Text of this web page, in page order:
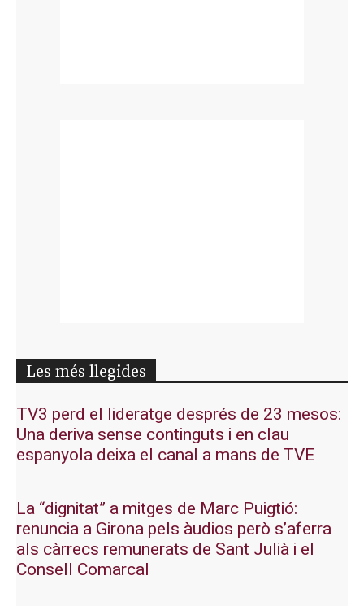
Les més llegides
TV3 perd el lideratge després de 23 mesos:
Una deriva sense continguts i en clau
espanyola deixa el canal a mans de TVE
La “dignitat” a mitges de Marc Puigtió:
renuncia a Girona pels àudios però s’aferra
als càrrecs remunerats de Sant Julià i el
Consell Comarcal